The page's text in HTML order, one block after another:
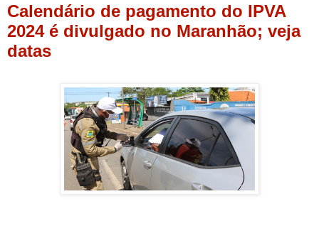
Calendário de pagamento do IPVA
2024 é divulgado no Maranhão; veja
datas